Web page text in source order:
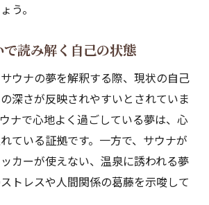
う。
読み解く自己の状態
ウナの夢を解釈する際、現状の自己
深さが反映されやすいとされていま
ナで心地よく過ごしている夢は、心
ている証拠です。一方で、サウナが
カーが使えない、温泉に誘われる夢
トレスや人間関係の葛藤を示唆して